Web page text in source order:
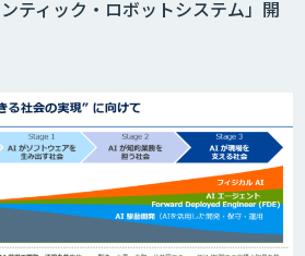
成AIの業務活用は「Safe AI
」
ティック・ロボットシステム」開